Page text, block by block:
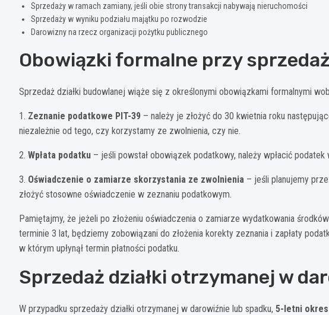
Sprzedaży w ramach zamiany, jeśli obie strony transakcji nabywają nieruchomości
Sprzedaży w wyniku podziału majątku po rozwodzie
Darowizny na rzecz organizacji pożytku publicznego
Obowiązki formalne przy
Sprzedaż działki budowlanej wiąże się z określonymi obowiązkami formalnymi
1. Zeznanie podatkowe PIT-39 – należy je złożyć do 30 kwietnia roku
niezależnie od tego, czy korzystamy ze zwolnienia, czy nie.
2. Wpłata podatku – jeśli powstał obowiązek podatkowy, należy wpłacić podatek
3. Oświadczenie o zamiarze skorzystania ze zwolnienia – jeśli planujemy
złożyć stosowne oświadczenie w zeznaniu podatkowym.
Pamiętajmy, że jeżeli po złożeniu oświadczenia o zamiarze wydatkowania
terminie 3 lat, będziemy zobowiązani do złożenia korekty zeznania i zapłaty
w którym upłynął termin płatności podatku.
Sprzedaż działki otrzymanej w
W przypadku sprzedaży działki otrzymanej w darowiźnie lub spadku, 5-letni okres